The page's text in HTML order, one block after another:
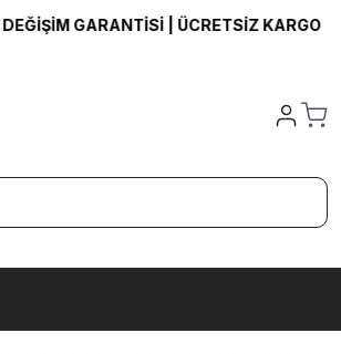
GARANTİSİ | ÜCRETSİZ KARGO